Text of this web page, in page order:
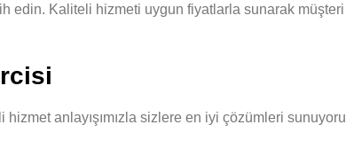
edin. Kaliteli hizmeti uygun fiyatlarla sunarak
anlayışımızla sizlere en iyi çözümleri